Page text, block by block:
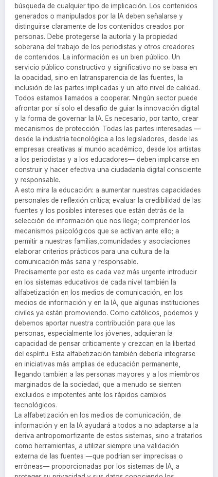
búsqueda de cualquier tipo de implicación. Los contenidos
generados o manipulados por la IA deben señalarse y
distinguirse claramente de los contenidos creados por
personas. Debe protegerse la autoría y la propiedad
soberana del trabajo de los periodistas y otros creadores
de contenidos. La información es un bien público. Un
servicio público constructivo y significativo no se basa en
la opacidad, sino en latransparencia de las fuentes, la
inclusión de las partes implicadas y un alto nivel de calidad.
Todos estamos llamados a cooperar. Ningún sector puede
afrontar por sí solo el desafío de guiar la innovación digital
y la forma de governar la IA. Es necesario, por tanto, crear
mecanismos de protección. Todas las partes interesadas —
desde la industria tecnológica a los legisladores, desde las
empresas creativas al mundo académico, desde los artistas
a los periodistas y a los educadores— deben implicarse en
construir y hacer efectiva una ciudadanía digital consciente
y responsable.
A esto mira la educación: a aumentar nuestras capacidades
personales de reflexión crítica; evaluar la credibilidad de las
fuentes y los posibles intereses que están detrás de la
selección de información que nos llega; comprender los
mecanismos psicológicos que se activan ante ello; a
permitir a nuestras familias,comunidades y asociaciones
elaborar criterios prácticos para una cultura de la
comunicación más sana y responsable.
Precisamente por esto es cada vez más urgente introducir
en los sistemas educativos de cada nivel también la
alfabetización en los medios de comunicación, en los
medios de información y en la IA, que algunas instituciones
civiles ya están promoviendo. Como católicos, podemos y
debemos aportar nuestra contribución para que las
personas, especialmente los jóvenes, adquieran la
capacidad de pensar críticamente y crezcan en la libertad
del espíritu. Esta alfabetización también debería integrarse
en iniciativas más amplias de educación permanente,
llegando también a las personas mayores y a los miembros
marginados de la sociedad, que a menudo se sienten
excluidos e impotentes ante los rápidos cambios
tecnológicos.
La alfabetización en los medios de comunicación, de
información y en la IA ayudará a todos a no adaptarse a la
deriva antropomorfizante de estos sistemas, sino a tratarlos
como herramientas, a utilizar siempre una validación
externa de las fuentes —que podrían ser imprecisas o
erróneas— proporcionadas por los sistemas de IA, a